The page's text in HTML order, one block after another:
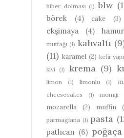
biber dolması (1) blw
börek (4) cake (3)
ekşimaya (4)
mutfağı (1) kahvaltı
(11) karamel (2) kefir
kivi (1) krema (9)
limon (1) limonlu (1)
cheesecakes
(1) momiji
mozarella
(2) muffin
parmagiana (1) pasta
patlıcan (6) poğaça